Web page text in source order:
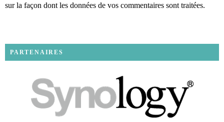
sur la façon dont les données de vos commentaires sont traitées.
PARTENAIRES